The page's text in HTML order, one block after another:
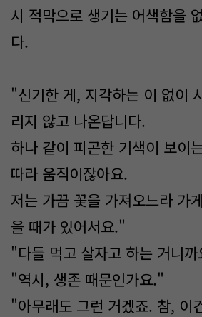
시 적막으로 생기는 어색함을
다.
"신기한 게, 지각하는 이 없이
리지 않고 나온답니다.
하나 같이 피곤한 기색이 보이
따라 움직이잖아요.
저는 가끔 꽃을 가져오느라 가
을 때가 있어서요."
"다들 먹고 살자고 하는 거니
"역시, 생존 때문인가요."
"아무래도 그런 거겠죠. 참, 이